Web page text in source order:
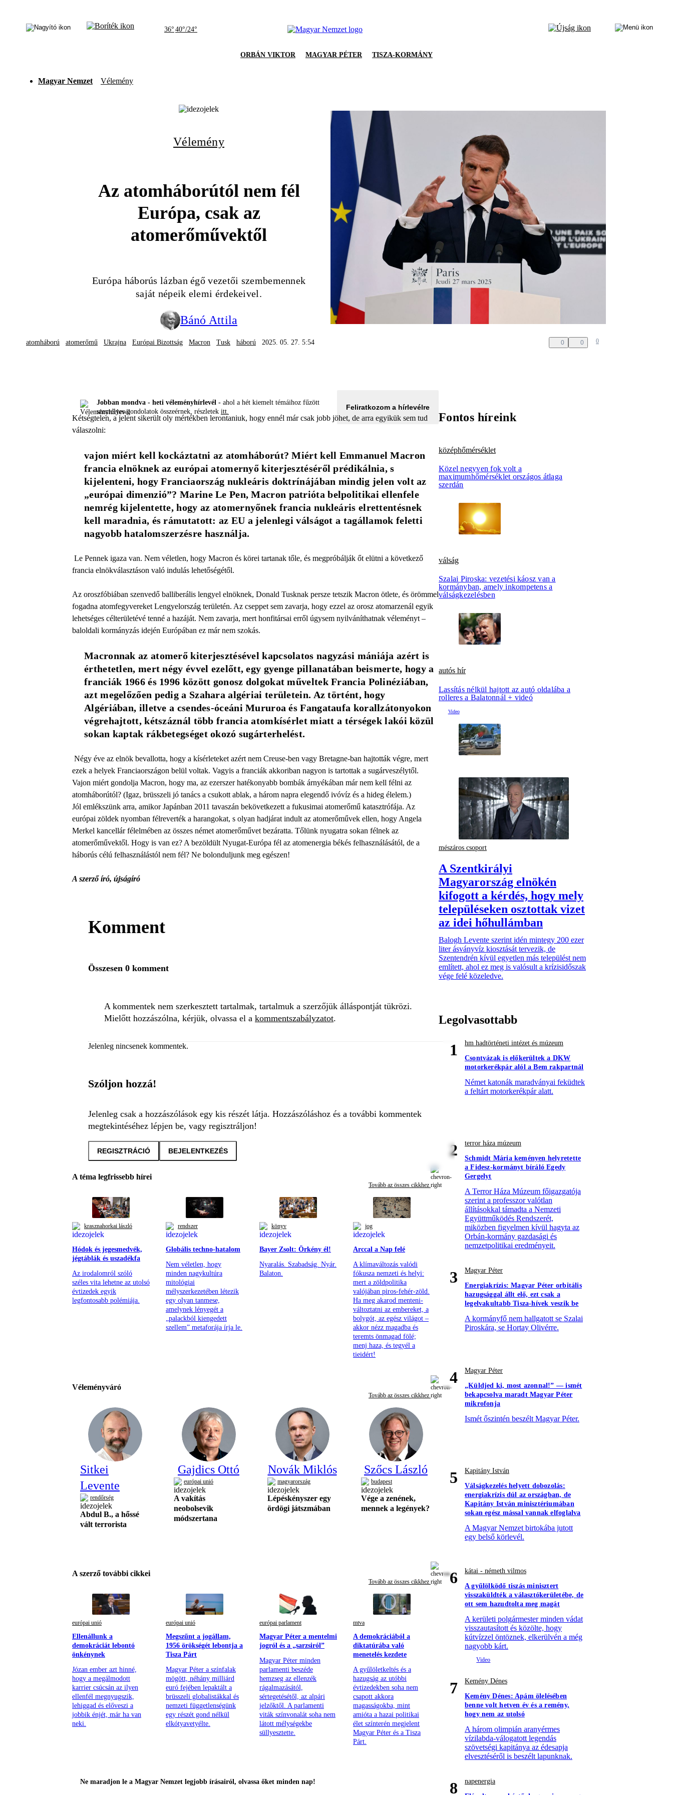
36° 40°/24°
ORBÁN VIKTOR MAGYAR PÉTER TISZA-KORMÁNY
Magyar Nemzet Vélemény
Vélemény
Az atomháborútól nem fél
Európa, csak az
atomerőművektől
Európa háborús lázban égő vezetői szembemennek
saját népeik elemi érdekeivel.
Bánó Attila
atomháború atomerőmű Ukrajna Európai Bizottság Macron Tusk háború 2025. 05. 27. 5:54 0 0 0
Jobban mondva - heti véleményhírlevél - ahol a hét kiemelt témáihoz fűzött
személyes gondolatok összeérnek, részletek itt.
Feliratkozom a hírlevélre
Kétségtelen, a jelent sikerült oly mértékben lerontaniuk, hogy ennél már csak jobb jöhet, de arra egyikük sem tud
válaszolni:
vajon miért kell kockáztatni az atomháborút? Miért kell Emmanuel Macron
francia elnöknek az európai atomernyő kiterjesztéséről prédikálnia, s
kijelenteni, hogy Franciaország nukleáris doktrínájában mindig jelen volt az
„európai dimenzió”? Marine Le Pen, Macron patrióta belpolitikai ellenfele
nemrég kijelentette, hogy az atomernyőnek francia nukleáris elrettentésnek
kell maradnia, és rámutatott: az EU a jelenlegi válságot a tagállamok feletti
nagyobb hatalomszerzésre használja.
Le Pennek igaza van. Nem véletlen, hogy Macron és körei tartanak tőle, és megpróbálják őt elütni a következő
francia elnökválasztáson való indulás lehetőségétől.
Az oroszfóbiában szenvedő balliberális lengyel elnöknek, Donald Tusknak persze tetszik Macron ötlete, és örömmel
fogadna atomfegyvereket Lengyelország területén. Az cseppet sem zavarja, hogy ezzel az orosz atomarzenál egyik
lehetséges célterületévé tenné a hazáját. Nem zavarja, mert honfitársai erről úgysem nyilváníthatnak véleményt –
baloldali kormányzás idején Európában ez már nem szokás.
Macronnak az atomerő kiterjesztésével kapcsolatos nagyzási mániája azért is
érthetetlen, mert négy évvel ezelőtt, egy gyenge pillanatában beismerte, hogy a
franciák 1966 és 1996 között gonosz dolgokat műveltek Francia Polinéziában,
azt megelő­zően pedig a Szahara algériai területein. Az történt, hogy
Algériában, illetve a csendes-óceáni Mururoa és Fangataufa korallzátonyokon
végrehajtott, kétszáznál több francia atomkísérlet miatt a térségek lakói közül
sokan kaptak rákbetegséget okozó sugárterhelést.
Négy éve az elnök bevallotta, hogy a kísérleteket azért nem Creuse-ben vagy Bretagne-ban hajtották végre, mert
ezek a helyek Franciaországon belül voltak. Vagyis a franciák akkoriban nagyon is tartottak a sugárveszélytől.
Vajon miért gondolja Macron, hogy ma, az ezerszer hatékonyabb bombák árnyékában már nem kell félni az
atomháborútól? (Igaz, brüsszeli jó tanács a csukott ablak, a három napra elegendő ivóvíz és a hideg élelem.)
Jól emlékszünk arra, amikor Japánban 2011 tavaszán bekövetkezett a fukusimai atomerőmű katasztrófája. Az
európai zöldek nyomban félreverték a harangokat, s olyan hadjárat indult az atomerőművek ellen, hogy Angela
Merkel kancellár félelmében az összes német atomerőművet bezáratta. Tőlünk nyugatra sokan félnek az
atomerőművektől. Hogy is van ez? A bezöldült Nyugat-Európa fél az atomenergia békés felhasználásától, de a
háborús célú felhasználástól nem fél? Ne bolonduljunk meg egészen!
A szerző író, újságíró
Komment
Összesen 0 komment
A kommentek nem szerkesztett tartalmak, tartalmuk a szerzőjük álláspontját tükrözi.
Mielőtt hozzászólna, kérjük, olvassa el a kommentszabályzatot.
Jelenleg nincsenek kommentek.
Szóljon hozzá!
Jelenleg csak a hozzászólások egy kis részét látja. Hozzászóláshoz és a további kommentek
megtekintéséhez lépjen be, vagy regisztráljon!
REGISZTRÁCIÓ BEJELENTKEZÉS
A téma legfrissebb hírei
Tovább az összes cikkhez
krasznahorkai lászló
Hódok és jegesmedvék,
jégtáblák és uszadékfa
Az irodalomról szóló
széles vita lehetne az utolsó
évtizedek egyik
legfontosabb polémiája.
rendszer
Globális techno-hatalom
Nem véletlen, hogy
minden nagykultúra
mitológiai
mélyszerkezetében létezik
egy olyan tanmese,
amelynek lényegét a
„palackból kiengedett
szellem” metaforája írja le.
könyv
Bayer Zsolt: Örkény él!
Nyaralás. Szabadság. Nyár.
Balaton.
jog
Arccal a Nap felé
A klímaváltozás valódi
fókusza nemzeti és helyi:
mert a zöldpolitika
valójában piros-fehér-zöld.
Ha meg akarod menteni-
változtatni az embereket, a
bolygót, az egész világot –
akkor nézz magadba és
teremts önmagad fölé;
menj haza, és tegyél a
tieidért!
Véleményváró
Tovább az összes cikkhez
Sitkei
Levente
rendőrség
Abdul B., a hőssé
vált terrorista
Gajdics Ottó
európai unió
A vakítás
neobolsevik
módszertana
Novák Miklós
magyarország
Lépéskényszer egy
ördögi játszmában
Szőcs László
budapest
Vége a zenének,
mennek a legények?
A szerző további cikkei
Tovább az összes cikkhez
európai unió
Ellenállunk a
demokráciát lebontó
önkénynek
Józan ember azt hinné,
hogy a megálmodott
karrier csúcsán az ilyen
ellenfél megnyugszik,
lehiggad és előveszi a
jobbik énjét, már ha van
neki.
európai unió
Megszűnt a jogállam,
1956 örökségét lebontja a
Tisza Párt
Magyar Péter a színfalak
mögött, néhány milliárd
euró fejében lepaktált a
brüsszeli globalistákkal és
nemzeti függetlenségünk
egy részét gond nélkül
elkótyavetyélte.
európai parlament
Magyar Péter a mentelmi
jogról és a „sarzsiról”
Magyar Péter minden
parlamenti beszéde
hemzseg az ellenzék
rágalmazásától,
sértegetésétől, az alpári
jelzőktől. A parlamenti
viták színvonalát soha nem
látott mélységekbe
süllyesztette.
mtva
A demokráciából a
diktatúrába való
menetelés kezdete
A gyűlöletkeltés és a
hazugság az utóbbi
évtizedekben soha nem
csapott akkora
magasságokba, mint
amióta a hazai politikai
élet színterén megjelent
Magyar Péter és a Tisza
Párt.
Ne maradjon le a Magyar Nemzet legjobb írásairól, olvassa őket minden nap!
Fontos híreink
középhőmérséklet
Közel negyven fok volt a
maximumhőmérséklet országos átlaga
szerdán
válság
Szalai Piroska: vezetési káosz van a
kormányban, amely inkompetens a
válságkezelésben
autós hír
Lassítás nélkül hajtott az autó oldalába a
rolleres a Balatonnál + videó
mészáros csoport
A Szentkirályi
Magyarország elnökén
kifogott a kérdés, hogy mely
településeken osztottak vizet
az idei hőhullámban
Balogh Levente szerint idén mintegy 200 ezer
liter ásványvíz kiosztását tervezik, de
Szentendrén kívül egyetlen más települést nem
említett, ahol ez meg is valósult a krízisidőszak
vége felé közeledve.
Legolvasottabb
1
hm hadtörténeti intézet és múzeum
Csontvázak is előkerültek a DKW
motorkerékpár alól a Bem rakpartnál
Német katonák maradványai feküdtek
a feltárt motorkerékpár alatt.
2
terror háza múzeum
Schmidt Mária keményen helyretette
a Fidesz-kormányt bíráló Egedy
Gergelyt
A Terror Háza Múzeum főigazgatója
szerint a professzor valótlan
állításokkal támadta a Nemzeti
Együttműködés Rendszerét,
miközben figyelmen kívül hagyta az
Orbán-kormány gazdasági és
nemzetpolitikai eredményeit.
3
Magyar Péter
Energiakrízis: Magyar Péter orbitális
hazugsággal állt elő, ezt csak a
legelvakultabb Tisza-hívek veszik be
A kormányfő nem hallgatott se Szalai
Piroskára, se Hortay Olivérre.
4
Magyar Péter
„Küldjed ki, most azonnal!” — ismét
bekapcsolva maradt Magyar Péter
mikrofonja
Ismét őszintén beszélt Magyar Péter.
5
Kapitány István
Válságkezelés helyett dobozolás:
energiakrízis dúl az országban, de
Kapitány István minisztériumában
sokan egész mással vannak elfoglalva
A Magyar Nemzet birtokába jutott
egy belső körlevél.
6
kátai - németh vilmos
A gyűlölködő tiszás minisztert
visszaküldték a választókerületébe, de
ott sem hazudtolta meg magát
A kerületi polgármester minden vádat
visszautasított és közölte, hogy
kútvízzel öntöznek, elkerülvén a még
nagyobb kárt.
7
Kemény Dénes
Kemény Dénes: Apám ölelésében
benne volt hetven év és a remény,
hogy nem az utolsó
A három olimpián aranyérmes
vízilabda-válogatott legendás
szövetségi kapitánya az édesapja
elvesztéséről is beszélt lapunknak.
8
napenergia